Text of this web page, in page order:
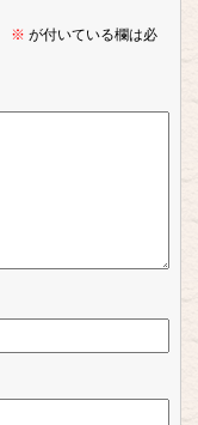
※ が付いている欄は必